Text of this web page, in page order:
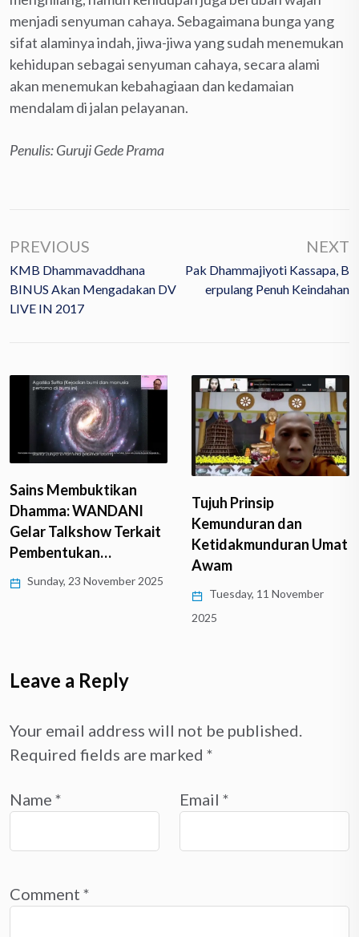
menjadi senyuman cahaya. Sebagaimana bunga yang
sifat alaminya indah, jiwa-jiwa yang sudah menemukan
kehidupan sebagai senyuman cahaya, secara alami
akan menemukan kebahagiaan dan kedamaian
mendalam di jalan pelayanan.
Penulis: Guruji Gede Prama
PREVIOUS
KMB Dhammavaddhana
BINUS Akan Mengadakan DV
LIVE IN 2017
NEXT
Pak Dhammajiyoti Kassapa, B
Erpulang Penuh Keindahan
Sains Membuktikan
Dhamma: WANDANI
Gelar Talkshow Terkait
Pembentukan…
Sunday, 23 November 2025
Tujuh Prinsip
Kemunduran dan
Ketidakmunduran Umat
Awam
Tuesday, 11 November
2025
Leave a Reply
Your email address will not be published.
Required fields are marked *
Name * Email *
Comment *